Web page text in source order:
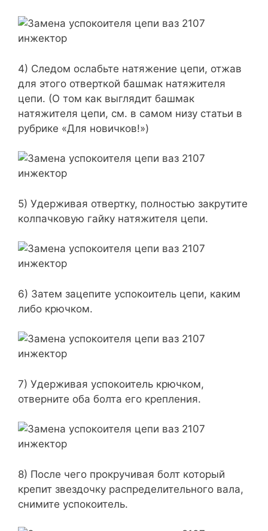
4) Следом ослабьте натяжение цепи, отжав
для этого отверткой башмак натяжителя
цепи. (О том как выглядит башмак
натяжителя цепи, см. в самом низу статьи в
рубрике «Для новичков!»)
5) Удерживая отвертку, полностью закрутите
колпачковую гайку натяжителя цепи.
6) Затем зацепите успокоитель цепи, каким
либо крючком.
7) Удерживая успокоитель крючком,
отверните оба болта его крепления.
8) После чего прокручивая болт который
крепит звездочку распределительного вала,
снимите успокоитель.